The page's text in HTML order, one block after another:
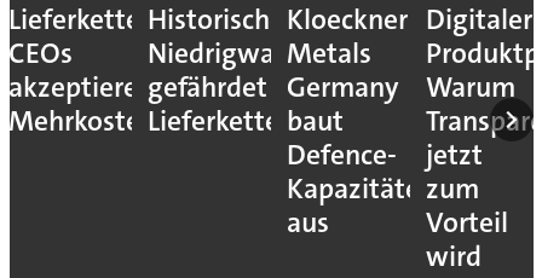
Kloeckner
Metals
Germany
baut
Digitaler
Produktpass:
Warum
Transparenz
Die
größten
Brauereien
weltweit
Schluss
mit
So
steigern
Sie Ihre
OEE um
15%